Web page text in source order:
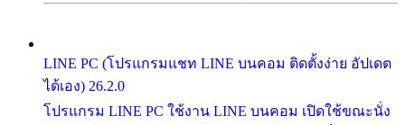
LINE PC (โปรแกรมแชท LINE บนคอม ติดตั้งง่าย อัปเดต
ได้เอง) 26.2.0
โปรแกรม LINE PC ใช้งาน LINE บนคอม เปิดใช้ขณะนั่ง